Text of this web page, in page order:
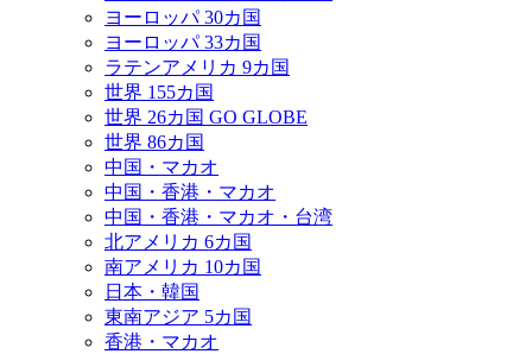
ヨーロッパ 30カ国
ヨーロッパ 33カ国
ラテンアメリカ 9カ国
世界 155カ国
世界 26カ国 GO GLOBE
世界 86カ国
中国・マカオ
中国・香港・マカオ
中国・香港・マカオ・台湾
北アメリカ 6カ国
南アメリカ 10カ国
日本・韓国
東南アジア 5カ国
香港・マカオ